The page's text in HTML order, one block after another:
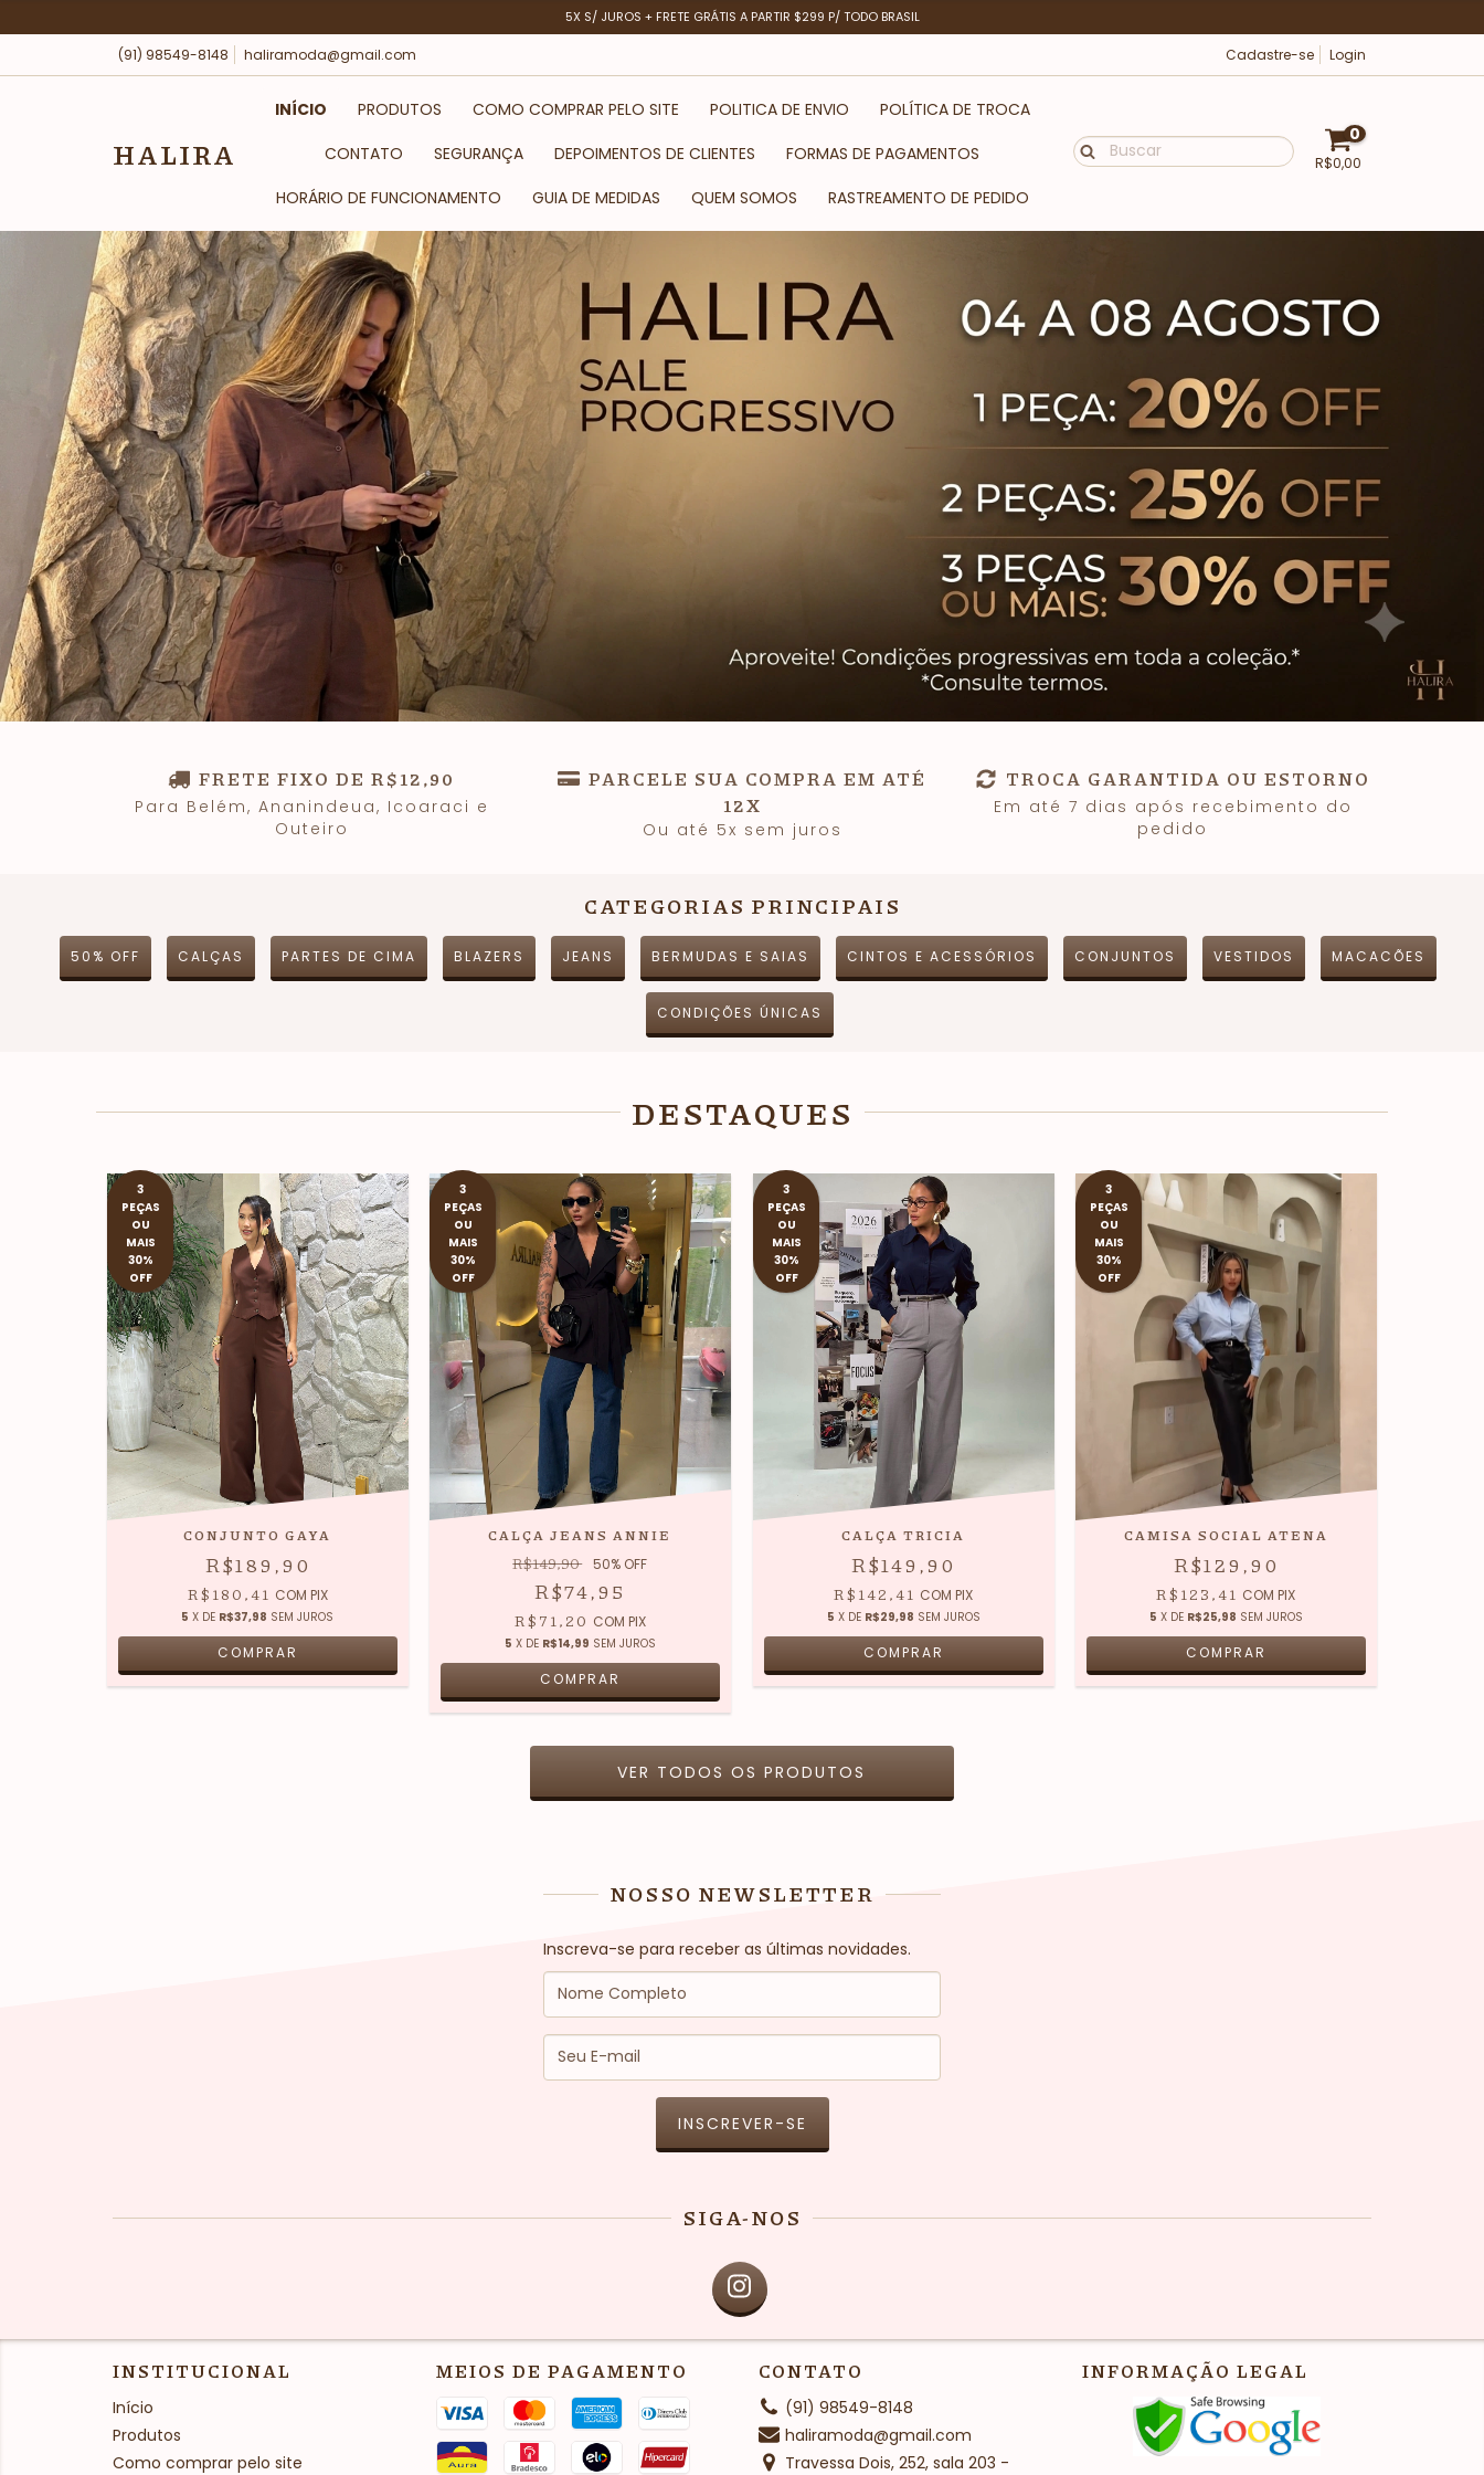
5X S/ JUROS + FRETE GRÁTIS A PARTIR $299 P/ TODO BRASIL
(91) 98549-8148 haliramoda@gmail.com Cadastre-se Login
HALIRA
INÍCIO PRODUTOS COMO COMPRAR PELO SITE POLITICA DE ENVIO
POLÍTICA DE TROCA
CONTATO
SEGURANÇA DEPOIMENTOS DE CLIENTES
FORMAS DE PAGAMENTOS
HORÁRIO DE FUNCIONAMENTO
GUIA DE MEDIDAS QUEM SOMOS RASTREAMENTO DE PEDIDO
0
R$0,00
FRETE FIXO DE R$12,90
Para Belém, Ananindeua, Icoaraci e
Outeiro
PARCELE SUA COMPRA EM ATÉ
12X
Ou até 5x sem juros
TROCA GARANTIDA OU ESTORNO
Em até 7 dias após recebimento do
pedido
CATEGORIAS PRINCIPAIS
50% OFF CALÇAS PARTES DE CIMA BLAZERS JEANS BERMUDAS E SAIAS CINTOS E ACESSÓRIOS CONJUNTOS VESTIDOS MACACÕES
CONDIÇÕES ÚNICAS
DESTAQUES
3
PEÇAS
OU
MAIS
30%
OFF
CONJUNTO GAYA
R$189,90
R$180,41 COM PIX
5 X DE R$37,98 SEM JUROS
COMPRAR
3
PEÇAS
OU
MAIS
30%
OFF
CALÇA JEANS ANNIE
R$149,90 50% OFF
R$74,95
R$71,20 COM PIX
5 X DE R$14,99 SEM JUROS
COMPRAR
3
PEÇAS
OU
MAIS
30%
OFF
CALÇA TRICIA
R$149,90
R$142,41 COM PIX
5 X DE R$29,98 SEM JUROS
COMPRAR
3
PEÇAS
OU
MAIS
30%
OFF
CAMISA SOCIAL ATENA
R$129,90
R$123,41 COM PIX
5 X DE R$25,98 SEM JUROS
COMPRAR
VER TODOS OS PRODUTOS
NOSSO NEWSLETTER
Inscreva-se para receber as últimas novidades.
HALIRA
Inscreva-se para receber novidades!
SIGA-NOS
INSTITUCIONAL
Início
Produtos
Como comprar pelo site
MEIOS DE PAGAMENTO CONTATO
(91) 98549-8148
haliramoda@gmail.com
Travessa Dois, 252, sala 203 -
INFORMAÇÃO LEGAL